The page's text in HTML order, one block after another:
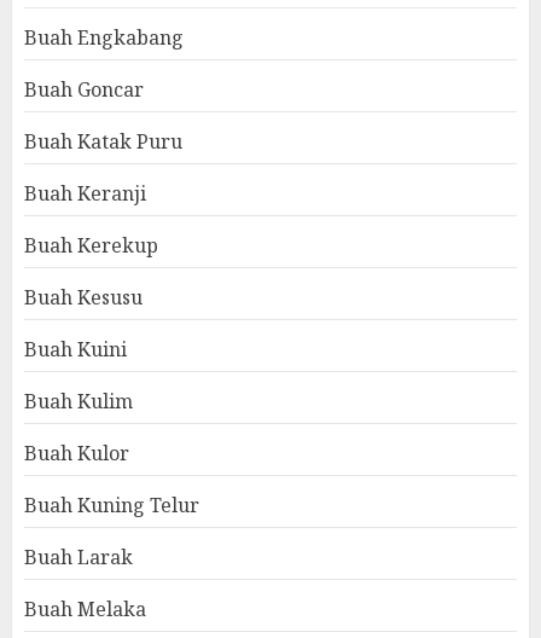
Buah Engkabang
Buah Goncar
Buah Katak Puru
Buah Keranji
Buah Kerekup
Buah Kesusu
Buah Kuini
Buah Kulim
Buah Kulor
Buah Kuning Telur
Buah Larak
Buah Melaka